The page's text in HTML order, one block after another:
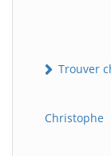
Trouver
Christophe